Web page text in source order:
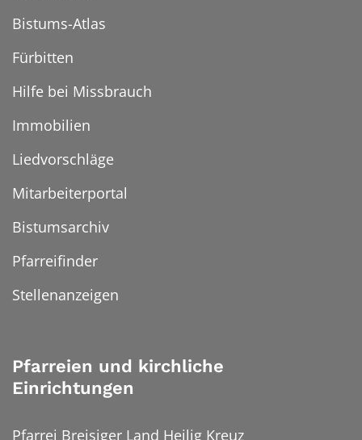
Bistums-Atlas
Fürbitten
Hilfe bei Missbrauch
Immobilien
Liedvorschläge
Mitarbeiterportal
Bistumsarchiv
Pfarreifinder
Stellenanzeigen
Pfarreien und kirchliche
Einrichtungen
Pfarrei Breisiger Land Heilig Kreuz